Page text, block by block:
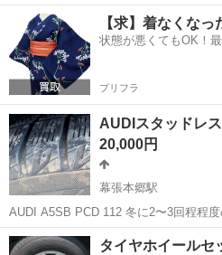
M+S 中古タイヤ4本セット 取りに来ていただける方歓迎です！ ※注意
事項を必ずご確認いただき、ご理解い
千葉 タイヤ、ホイール
【求】着なくな
状態が悪くてもOK！
プリフラ
AUDIスタッドレ
20,000円
幕張本郷駅
AUDI A5SB PCD 112 冬に2〜3回程程
はいいと思います。
千葉 千葉市 幕張本郷駅 タ
タイヤホイール